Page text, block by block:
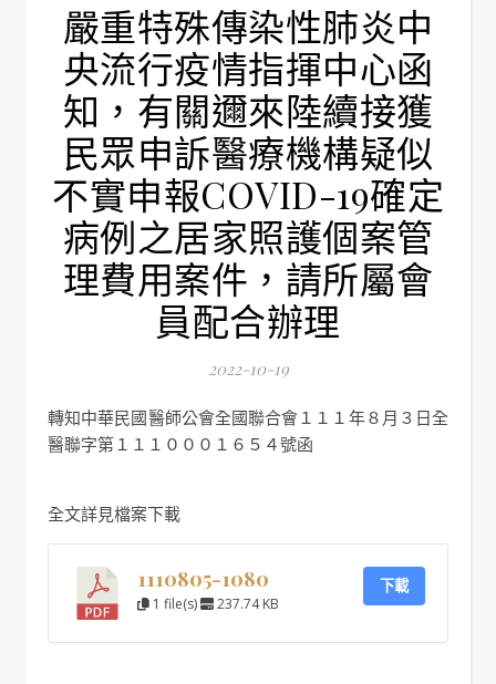
嚴重特殊傳染性肺炎中
央流行疫情指揮中心函
知，有關邇來陸續接獲
民眾申訴醫療機構疑似
不實申報COVID-19確定
病例之居家照護個案管
理費用案件，請所屬會
員配合辦理
2022-10-19
轉知中華民國醫師公會全國聯合會１１１年８月３日全
醫聯字第１１１０００１６５４號函
全文詳見檔案下載
1110805-1080
1 file(s) 237.74 KB
下載